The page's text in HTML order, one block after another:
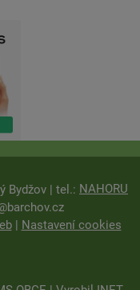
NAHORU
Bydžov | tel.:
| Nastavení cookies